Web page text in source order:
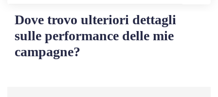
Dove trovo ulteriori dettagli
sulle performance delle mie
campagne?